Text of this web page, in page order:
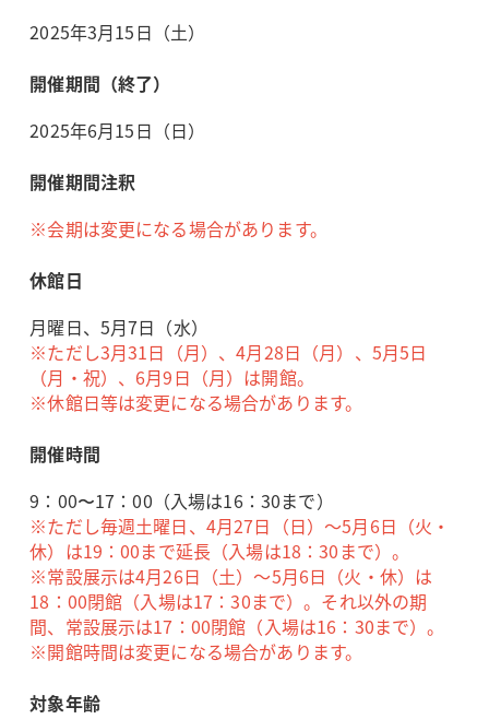
2025年3月15日（土）
開催期間（終了）
2025年6月15日（日）
開催期間注釈
※会期は変更になる場合があります。
休館日
月曜日、5月7日（水）
※ただし3月31日（月）、4月28日（月）、5月5日
（月・祝）、6月9日（月）は開館。
※休館日等は変更になる場合があります。
開催時間
9：00〜17：00（入場は16：30まで）
※ただし毎週土曜日、4月27日（日）～5月6日（火・
休）は19：00まで延長（入場は18：30まで）。
※常設展示は4月26日（土）～5月6日（火・休）は
18：00閉館（入場は17：30まで）。それ以外の期
間、常設展示は17：00閉館（入場は16：30まで）。
※開館時間は変更になる場合があります。
対象年齢